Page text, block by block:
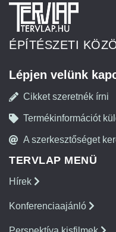
ÉPÍTÉSZETI
Lépjen velünk
Cikket szeretnék írni
Termékinformációt
A szerkesztőséget
TERVLAP MENÜ
Hírek
Konferenciaajánló